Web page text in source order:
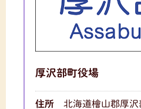
厚沢部町役場
住所 北海道檜山郡厚